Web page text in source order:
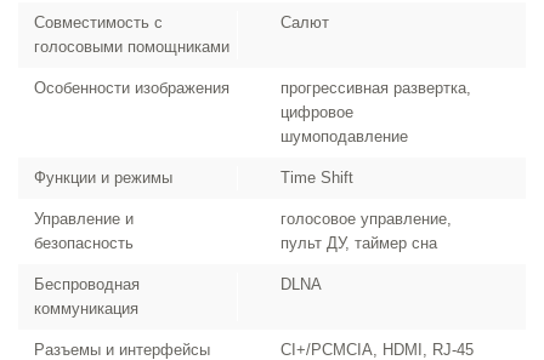
Совместимость с
голосовыми помощниками
Салют
Особенности изображения
прогрессивная развертка,
цифровое
шумоподавление
Функции и режимы Time Shift
Управление и
безопасность
голосовое управление,
пульт ДУ, таймер сна
Беспроводная
коммуникация
DLNA
Разъемы и интерфейсы
CI+/PCMCIA, HDMI, RJ-45